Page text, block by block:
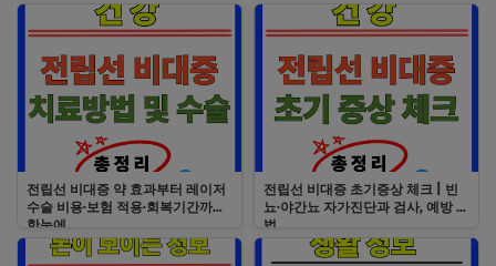
전립선 비대증 약 효과부터 레이저
수술 비용·보험 적용·회복기간까지
한눈에
전립선 비대증 초기증상 체크 | 빈
뇨·야간뇨 자가진단과 검사, 예방 방
법